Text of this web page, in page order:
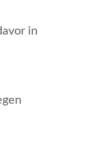
in